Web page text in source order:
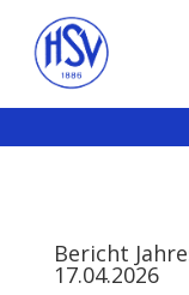
Bericht
17.04.2026